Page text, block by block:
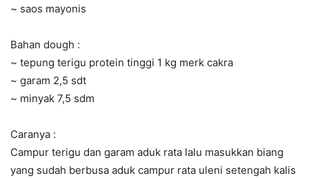
~ saos mayonis
Bahan dough :
~ tepung terigu protein tinggi 1 kg merk cakra
~ garam 2,5 sdt
~ minyak 7,5 sdm
Caranya :
Campur terigu dan garam aduk rata lalu masukkan biang
yang sudah berbusa aduk campur rata uleni setengah kalis